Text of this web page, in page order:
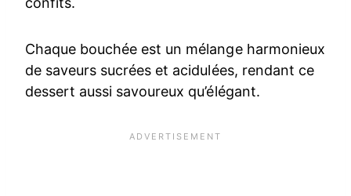
Chaque bouchée est un mélange harmonieux
de saveurs sucrées et acidulées, rendant ce
dessert aussi savoureux qu’élégant.